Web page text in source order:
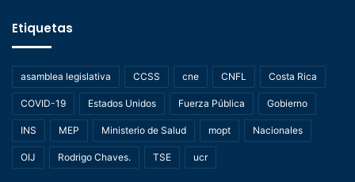
Etiquetas
asamblea legislativa CCSS cne CNFL Costa Rica
COVID-19 Estados Unidos Fuerza Pública Gobierno
INS MEP Ministerio de Salud mopt Nacionales
OIJ Rodrigo Chaves. TSE ucr